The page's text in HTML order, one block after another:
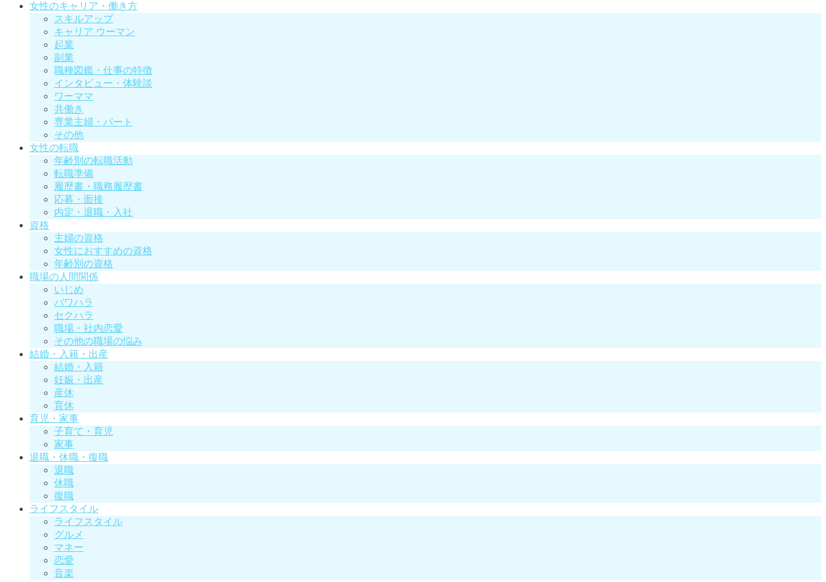
女性のキャリア・働き方
スキルアップ
キャリア ウーマン
起業
副業
職種図鑑・仕事の特徴
インタビュー・体験談
ワーママ
共働き
専業主婦・パート
その他
女性の転職
年齢別の転職活動
転職準備
履歴書・職務履歴書
応募・面接
内定・退職・入社
資格
主婦の資格
女性におすすめの資格
年齢別の資格
職場の人間関係
いじめ
パワハラ
セクハラ
職場・社内恋愛
その他の職場の悩み
結婚・入籍・出産
結婚・入籍
妊娠・出産
産休
育休
育児・家事
子育て・育児
家事
退職・休職・復職
退職
休職
復職
ライフスタイル
ライフスタイル
グルメ
マネー
恋愛
音楽